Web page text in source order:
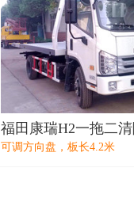
福田康瑞H2一拖二
可调方向盘，板长4.2米